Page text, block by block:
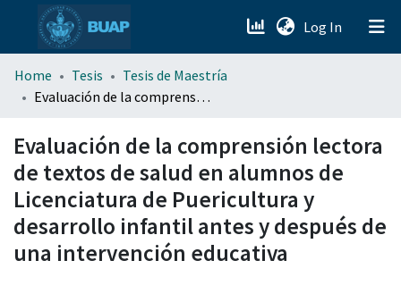
Log In (current)
menu.section.about_menu
Home Tesis
Tesis de Maestría
Evaluación de la comprensión lectora de textos de salud en alumnos de Licenciatura de Puericultura y desarrollo infantil antes y después de una intervención educativa
Evaluación de la comprensión lectora
de textos de salud en alumnos de
Licenciatura de Puericultura y
desarrollo infantil antes y después de
una intervención educativa